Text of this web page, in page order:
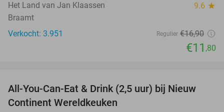
Het Land van Jan Klaassen 9.6 star
Braamt
Verkocht: 3.951
Regulier €16,90
€11 ,80
24%
All-You-Can-Eat & Drink (2,5 uur) bij Nieuw
Continent Wereldkeuken